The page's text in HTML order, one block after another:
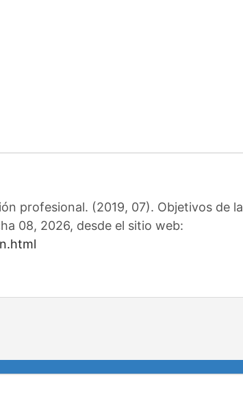
profesional. (2019, 07). Objetivos de la
08, 2026, desde el sitio web: